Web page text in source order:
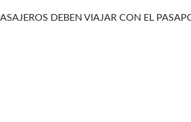
DEBEN VIAJAR CON EL